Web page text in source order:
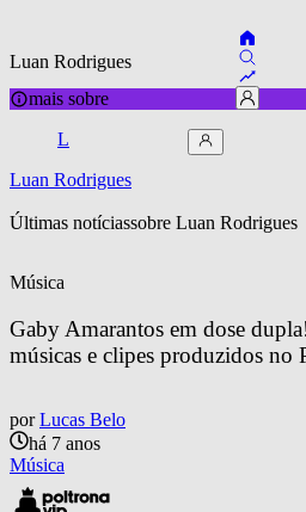
Luan Rodrigues
mais sobre
L
Luan Rodrigues
Últimas notíciassobre Luan Rodrigues
Música
Gaby Amarantos em dose
músicas e clipes produzidos no
por Lucas Belo
há 7 anos
Música